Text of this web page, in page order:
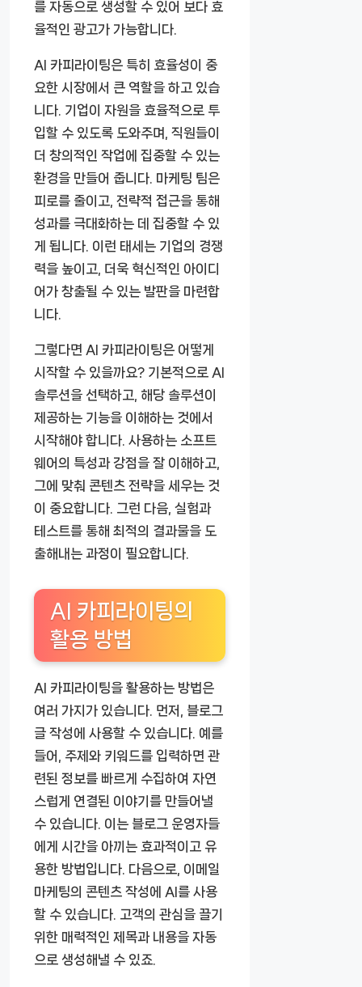
를 자동으로 생성할 수 있어 보다 효
율적인 광고가 가능합니다.
AI 카피라이팅은 특히 효율성이 중
요한 시장에서 큰 역할을 하고 있습
니다. 기업이 자원을 효율적으로 투
입할 수 있도록 도와주며, 직원들이
더 창의적인 작업에 집중할 수 있는
환경을 만들어 줍니다. 마케팅 팀은
피로를 줄이고, 전략적 접근을 통해
성과를 극대화하는 데 집중할 수 있
게 됩니다. 이런 태세는 기업의 경쟁
력을 높이고, 더욱 혁신적인 아이디
어가 창출될 수 있는 발판을 마련합
니다.
그렇다면 AI 카피라이팅은 어떻게
시작할 수 있을까요? 기본적으로 AI
솔루션을 선택하고, 해당 솔루션이
제공하는 기능을 이해하는 것에서
시작해야 합니다. 사용하는 소프트
웨어의 특성과 강점을 잘 이해하고,
그에 맞춰 콘텐츠 전략을 세우는 것
이 중요합니다. 그런 다음, 실험과
테스트를 통해 최적의 결과물을 도
출해내는 과정이 필요합니다.
AI 카피라이팅의
활용 방법
AI 카피라이팅을 활용하는 방법은
여러 가지가 있습니다. 먼저, 블로그
글 작성에 사용할 수 있습니다. 예를
들어, 주제와 키워드를 입력하면 관
련된 정보를 빠르게 수집하여 자연
스럽게 연결된 이야기를 만들어낼
수 있습니다. 이는 블로그 운영자들
에게 시간을 아끼는 효과적이고 유
용한 방법입니다. 다음으로, 이메일
마케팅의 콘텐츠 작성에 AI를 사용
할 수 있습니다. 고객의 관심을 끌기
위한 매력적인 제목과 내용을 자동
으로 생성해낼 수 있죠.